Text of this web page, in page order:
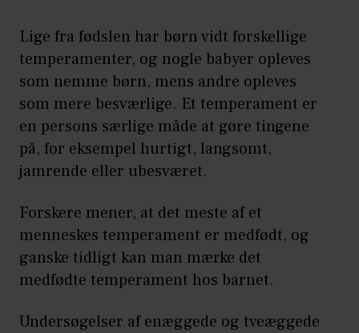
Lige fra fødslen har børn vidt forskellige
temperamenter, og nogle babyer opleves
som nemme børn, mens andre opleves
som mere besværlige. Et temperament er
en persons særlige måde at gøre tingene
på, for eksempel hurtigt, langsomt,
jamrende eller ubesværet.
Forskere mener, at det meste af et
menneskes temperament er medfødt, og
ganske tidligt kan man mærke det
medfødte temperament hos barnet.
Undersøgelser af enæggede og tveæggede